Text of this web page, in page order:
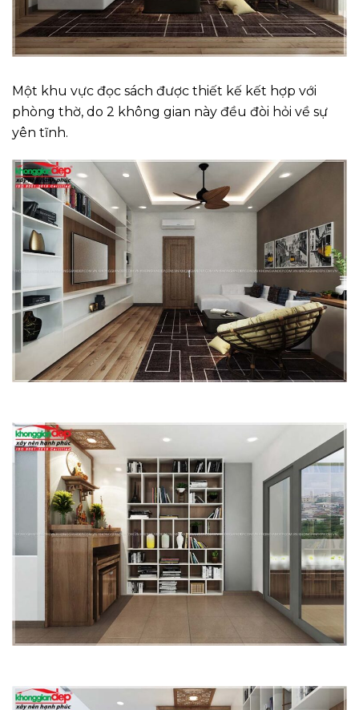
Một khu vực đọc sách được thiết kế kết hợp với
phòng thờ, do 2 không gian này đều đòi hỏi về sự
yên tĩnh.